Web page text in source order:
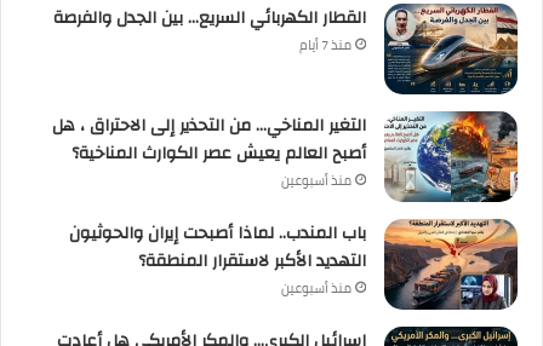
القطار الكهربائي السريع… بين الجدل والفرصة
منذ 7 أيام
التغير المناخي… من التحذير إلى الاحتراق ، هل
أصبح العالم يعيش عصر الكوارث المناخية؟
منذ أسبوعين
باب المندب.. لماذا أصبحت إيران والحوثيون
التهديد الأكبر لاستقرار المنطقة؟
منذ أسبوعين